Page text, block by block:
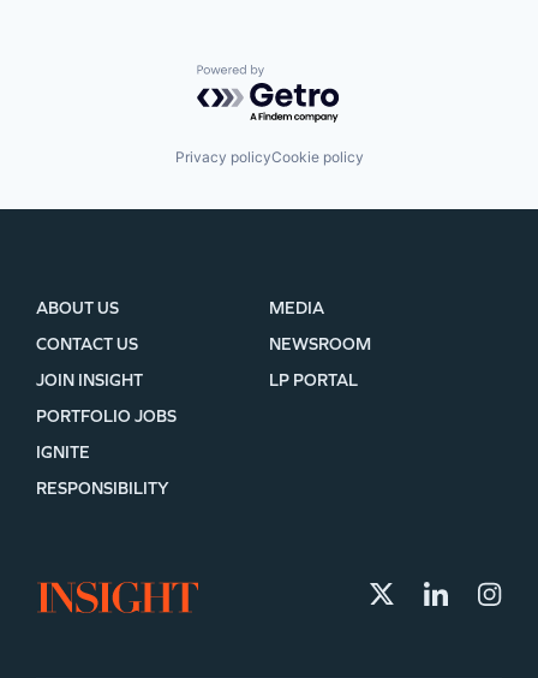
Powered by Getro.com
Privacy policyCookie policy
ABOUT US
CONTACT US
JOIN INSIGHT
MEDIA
NEWSROOM
LP PORTAL
PORTFOLIO JOBS
IGNITE
RESPONSIBILITY